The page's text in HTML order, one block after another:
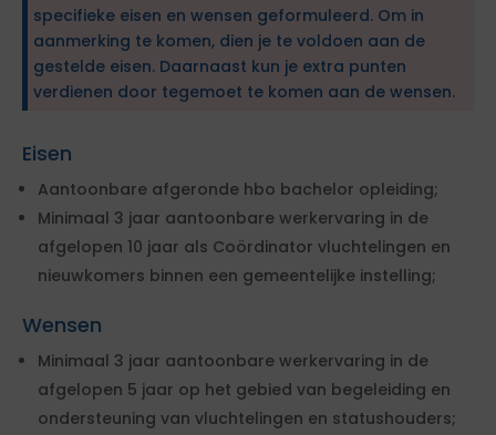
specifieke eisen en wensen geformuleerd. Om in
aanmerking te komen, dien je te voldoen aan de
gestelde eisen. Daarnaast kun je extra punten
verdienen door tegemoet te komen aan de wensen.
Eisen
Aantoonbare afgeronde hbo bachelor opleiding;
Minimaal 3 jaar aantoonbare werkervaring in de
afgelopen 10 jaar als Coördinator vluchtelingen en
nieuwkomers binnen een gemeentelijke instelling;
Wensen
Minimaal 3 jaar aantoonbare werkervaring in de
afgelopen 5 jaar op het gebied van begeleiding en
ondersteuning van vluchtelingen en statushouders;